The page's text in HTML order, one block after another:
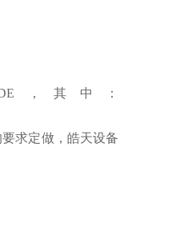
，其中：
求定做，皓天设备